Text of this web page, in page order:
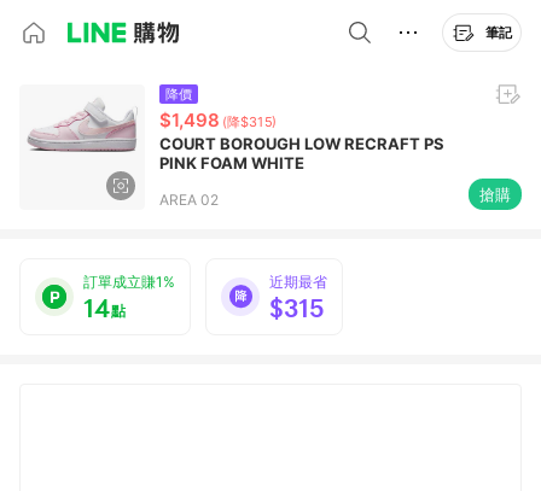
筆記
降價
$1,498 (降$315)
COURT BOROUGH LOW RECRAFT PS
PINK FOAM WHITE
AREA 02 搶購
訂單成立賺1%
14點
近期最省
$315